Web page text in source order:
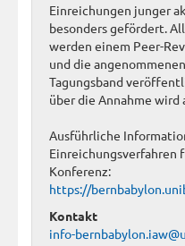
Einreichungen junger
besonders gefördert.
werden einem Peer-
und die
Tagungsband
über die Annahme wird
Ausführliche
Einreichungsverfahren
Konferenz:
https://
Kontakt
info-